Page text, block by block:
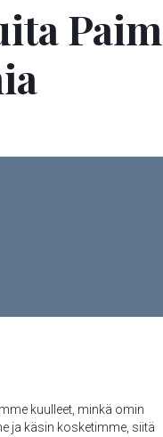
kuulleet, minkä omin
ja käsin kosketimme, siitä